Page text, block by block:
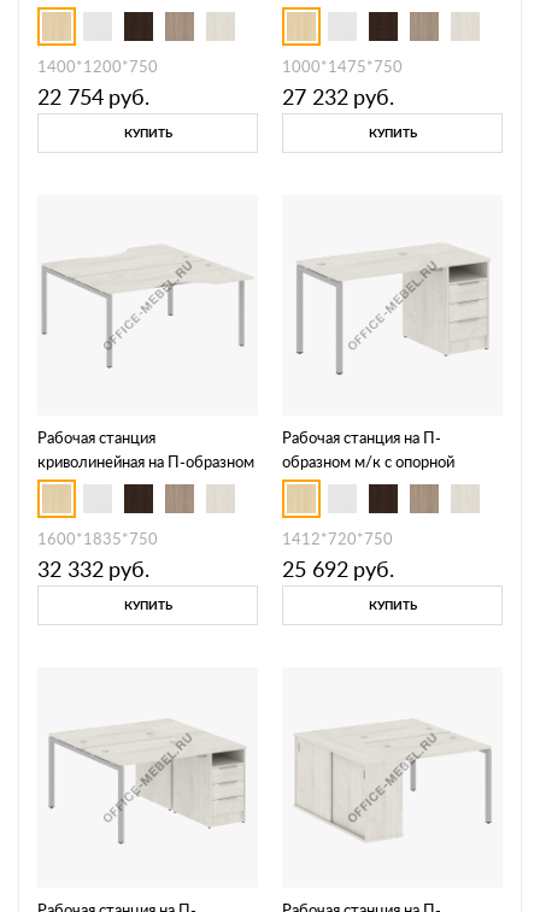
Л/П
1400*1200*750
22 754 руб.
КУПИТЬ
СП-2.1
1000*1475*750
27 232 руб.
КУПИТЬ
Рабочая станция
криволинейная на П-образном
м/к 40БП.РАС-СА-2.1
1600*1835*750
32 332 руб.
КУПИТЬ
Рабочая станция на П-
образном м/к с опорной
тумбой 40БП.РС-СТП -1.1
1412*720*750
25 692 руб.
КУПИТЬ